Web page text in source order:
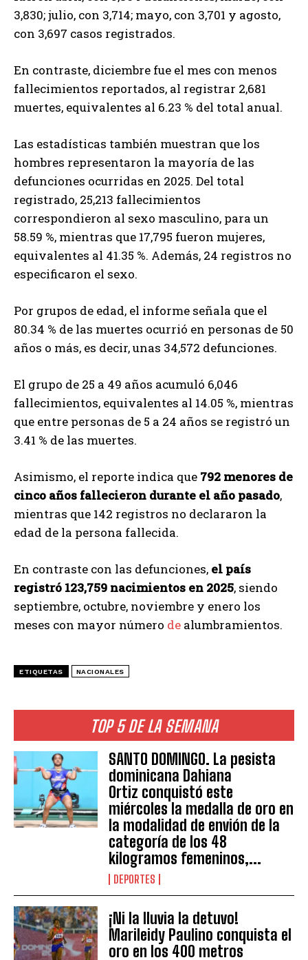
TOP 5 DE LA SEMANA
SANTO DOMINGO. La pesista
dominicana Dahiana
Ortiz conquistó este
miércoles la medalla de oro en
la modalidad de envión de la
categoría de los 48
kilogramos femeninos,...
DEPORTES
¡Ni la lluvia la detuvo!
Marileidy Paulino conquista el
oro en los 400 metros
3,830; julio, con 3,714; mayo, con 3,701 y agosto,
con 3,697 casos registrados.
En contraste, diciembre fue el mes con menos
fallecimientos reportados, al registrar 2,681
muertes, equivalentes al 6.23 % del total anual.
Las estadísticas también muestran que los
hombres representaron la mayoría de las
defunciones ocurridas en 2025. Del total
registrado, 25,213 fallecimientos
correspondieron al sexo masculino, para un
58.59 %, mientras que 17,795 fueron mujeres,
equivalentes al 41.35 %. Además, 24 registros no
especificaron el sexo.
Por grupos de edad, el informe señala que el
80.34 % de las muertes ocurrió en personas de 50
años o más, es decir, unas 34,572 defunciones.
El grupo de 25 a 49 años acumuló 6,046
fallecimientos, equivalentes al 14.05 %, mientras
que entre personas de 5 a 24 años se registró un
3.41 % de las muertes.
Asimismo, el reporte indica que 792 menores de
cinco años fallecieron durante el año pasado,
mientras que 142 registros no declararon la
edad de la persona fallecida.
En contraste con las defunciones, el país
registró 123,759 nacimientos en 2025, siendo
septiembre, octubre, noviembre y enero los
meses con mayor número de alumbramientos.
ETIQUETAS NACIONALES